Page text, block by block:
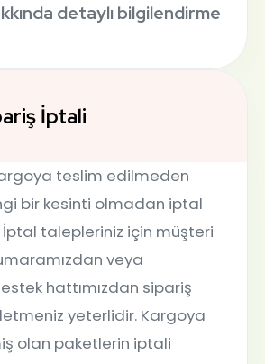
detaylı bilgilendirme
İptali
teslim edilmeden
bir kesinti olmadan iptal
İptal talepleriniz için müşteri
veya
hattımızdan sipariş
yeterlidir. Kargoya
olan paketlerin iptali